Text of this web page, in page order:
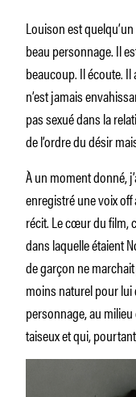
Louison est
beau personnage. Il
beaucoup. Il écoute.
n’est jamais
pas sexué dans la
de l’ordre du désir
À un moment donné,
enregistré une voix off
récit. Le cœur du film,
dans laquelle étaient
de garçon ne
moins naturel pour lui
personnage, au
taiseux et qui,